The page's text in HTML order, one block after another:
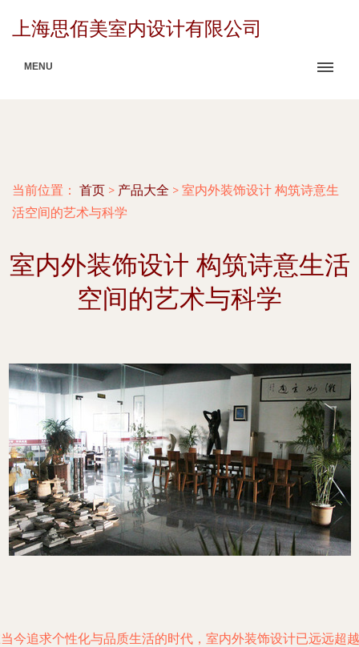
上海思佰美室内设计有限公司
MENU
当前位置： 首页 > 产品大全 > 室内外装饰设计 构筑诗意生
活空间的艺术与科学
室内外装饰设计 构筑诗意生活
空间的艺术与科学
今追求个性化与品质生活的时代，室内外装饰设计已远远超越